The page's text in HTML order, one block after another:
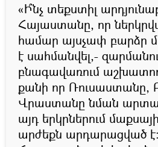
«Ի՞նչ տեքստիլ
Հայաստանը, որ
համար այսչափ բարձր
է սահմանվել,-
բնագավառում
քանի որ Ռուսաստանը,
Վրաստանը նման
այդ երկրներում
արժեքն արդարացված